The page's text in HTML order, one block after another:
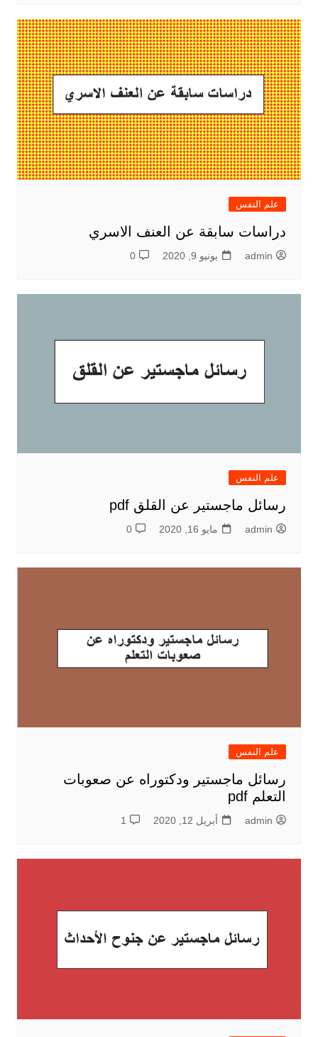
علم النفس
دراسات سابقة عن العنف الاسري
admin يونيو 9, 2020 0
علم النفس
رسائل ماجستير عن القلق pdf
admin مايو 16, 2020 0
علم النفس
رسائل ماجستير ودكتوراه عن صعوبات
التعلم pdf
admin أبريل 12, 2020 1